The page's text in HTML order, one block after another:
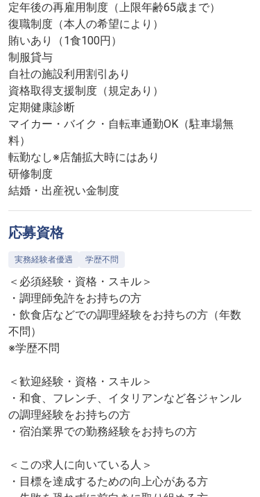
定年後の再雇用制度（上限年齢65歳まで）
復職制度（本人の希望により）
賄いあり（1食100円）
制服貸与
自社の施設利用割引あり
資格取得支援制度（規定あり）
定期健康診断
マイカー・バイク・自転車通勤OK（駐車場無
料）
転勤なし※店舗拡大時にはあり
研修制度
結婚・出産祝い金制度
応募資格
実務経験者優遇 学歴不問
＜必須経験・資格・スキル＞
・調理師免許をお持ちの方
・飲食店などでの調理経験をお持ちの方（年数
不問）
※学歴不問
＜歓迎経験・資格・スキル＞
・和食、フレンチ、イタリアンなど各ジャンル
の調理経験をお持ちの方
・宿泊業界での勤務経験をお持ちの方
＜この求人に向いている人＞
・目標を達成するための向上心がある方